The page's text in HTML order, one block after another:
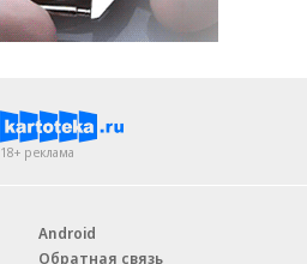
18+ реклама
Android
Обратная связь